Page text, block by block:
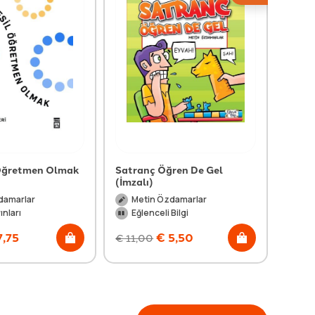
Olmak
Satranç Öğren De Gel
(İmzalı)
Metin Özdamarlar
Eğlenceli Bilgi
€11,00 € 5,50